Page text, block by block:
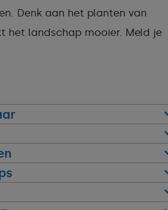
Denk aan het planten van
het landschap mooier. Meld je